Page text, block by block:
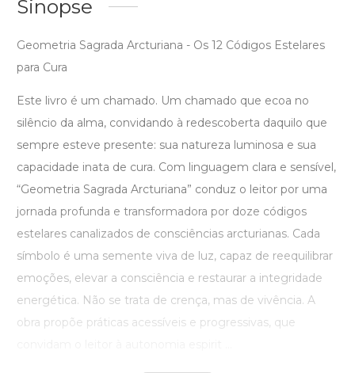
Sinopse
Geometria Sagrada Arcturiana - Os 12 Códigos Estelares
para Cura
Este livro é um chamado. Um chamado que ecoa no
silêncio da alma, convidando à redescoberta daquilo que
sempre esteve presente: sua natureza luminosa e sua
capacidade inata de cura. Com linguagem clara e sensível,
“Geometria Sagrada Arcturiana” conduz o leitor por uma
jornada profunda e transformadora por doze códigos
estelares canalizados de consciências arcturianas. Cada
símbolo é uma semente viva de luz, capaz de reequilibrar
emoções, elevar a consciência e restaurar a integridade
energética. Não se trata de crença, mas de vivência. A
obra propõe práticas acessíveis e progressivas, que